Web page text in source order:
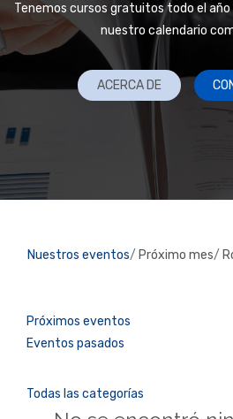
Tenemos cursos gratuitos todo el
nuestro calendario
ACERCA DE
Nuestros eventos Próximo mes
Próximos eventos
Eventos pasados
Todas las categorías